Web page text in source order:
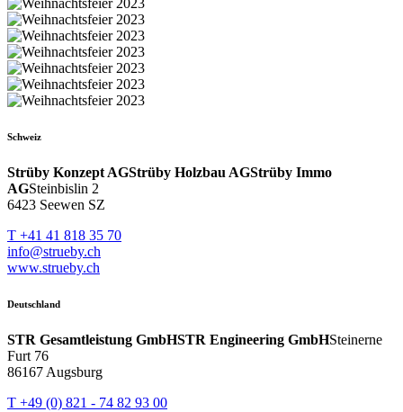
Schweiz
Strüby Konzept AGStrüby Holzbau AGStrüby Immo
AGSteinbislin 2
6423 Seewen SZ
T +41 41 818 35 70
info@strueby.ch
www.strueby.ch
Deutschland
STR Gesamtleistung GmbHSTR Engineering GmbHSteinerne
Furt 76
86167 Augsburg
T +49 (0) 821 - 74 82 93 00